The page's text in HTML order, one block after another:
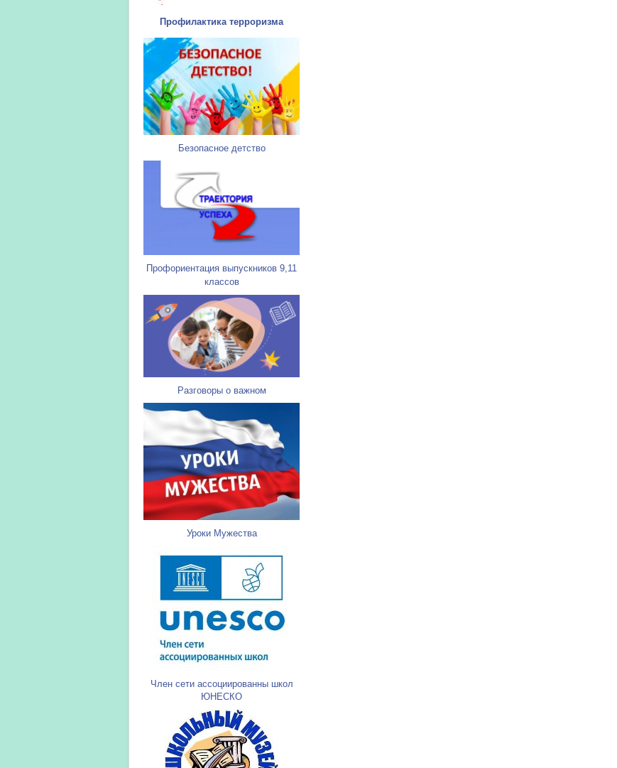
Профилактика терроризма
Безопасное детство
Профориентация выпускников 9,11
классов
Разговоры о важном
Уроки Мужества
Член сети ассоциированны школ
ЮНЕСКО